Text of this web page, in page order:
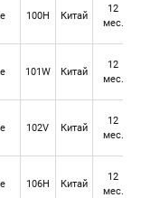
100H Китай
12
мес.
101W Китай
12
мес.
102V Китай
12
мес.
106H Китай
12
мес.